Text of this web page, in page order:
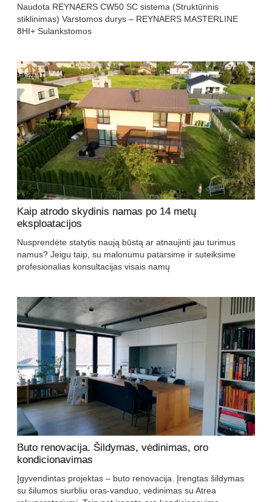
Naudota REYNAERS CW50 SC sistema (Struktūrinis
stiklinimas) Varstomos durys – REYNAERS MASTERLINE
8HI+ Sulankstomos
Kaip atrodo skydinis namas po 14 metų
eksploatacijos
Nusprendėte statytis naują būstą ar atnaujinti jau turimus
namus? Jeigu taip, su malonumu patarsime ir suteiksime
profesionalias konsultacijas visais namų
Buto renovacija. Šildymas, vėdinimas, oro
kondicionavimas
Įgyvendintas projektas – buto renovacija. Įrengtas šildymas
su šilumos siurbliu oras-vanduo, vėdinimas su Atrea